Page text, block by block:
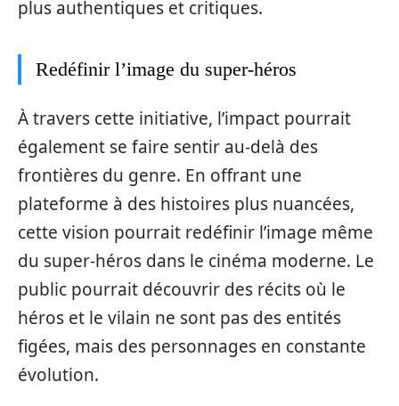
plus authentiques et critiques.
Redéfinir l’image du super-héros
À travers cette initiative, l’impact pourrait
également se faire sentir au-delà des
frontières du genre. En offrant une
plateforme à des histoires plus nuancées,
cette vision pourrait redéfinir l’image même
du super-héros dans le cinéma moderne. Le
public pourrait découvrir des récits où le
héros et le vilain ne sont pas des entités
figées, mais des personnages en constante
évolution.